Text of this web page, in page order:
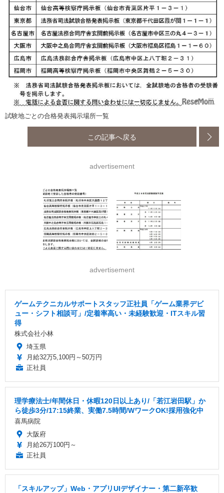
試験地ごとの合格発表掲示場所一覧
この記事へ戻る
advertisement
advertisement
ゲームテクニカルサポートスタッフ正社員「ゲーム業界デビ
ュー・シフト相談可」/定着率高い・未経験歓迎・ITスキル習
得
株式会社小林
埼玉県
月給32万5,100円～50万円
正社員
理学療法士/年間休日・休暇120日以上あり/「若江岩田駅」か
ら徒歩3分/17:15終業、実働7.5時間/WワークOK!採用強化中
喜馬病院
大阪府
月給26万100円～
正社員
「スキルアップ」Web・アプリUIデザイナー・第二新卒歓